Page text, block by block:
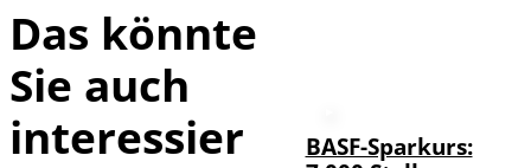
Das könnte
Sie auch
interessier
BASF-Sparkurs: